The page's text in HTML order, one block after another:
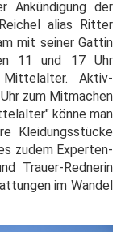
Ankündigung der
alias Ritter
mit seiner Gattin
11 und 17 Uhr
Aktiv-
zum Mitmachen
könne man
Kleidungsstücke
zudem Experten-
Trauer-Rednerin
im Wandel